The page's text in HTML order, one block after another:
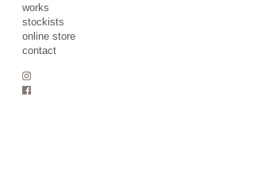
works
stockists
online store
contact